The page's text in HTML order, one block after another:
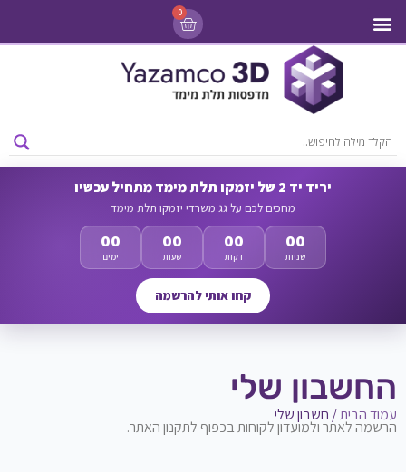
0
יריד יד 2 של יזמקו תלת מימד מתחיל עכשיו
מחכים לכם על גג משרדי יזמקו תלת מימד
00
ימים
00
שעות
00
דקות
00
שניות
קחו אותי להרשמה
החשבון שלי
עמוד הבית/ חשבון שלי
הרשמה לאתר ולמועדון לקוחות בכפוף לתקנון האתר.